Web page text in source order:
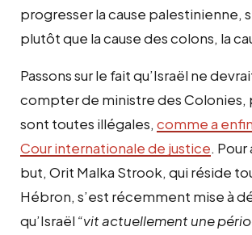
progresser la cause palestinienne,
plutôt que la cause des colons, la
Passons sur le fait qu’Israël ne
compter de ministre des Colonies,
sont toutes illégales, comme a
Cour internationale de justice.
but, Orit Malka Strook, qui réside
Hébron, s’est récemment mise à
qu’Israël “vit actuellement une